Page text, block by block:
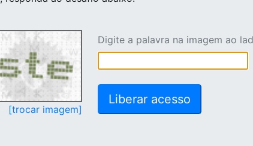
[trocar imagem]
Digite a palavra na imagem ao